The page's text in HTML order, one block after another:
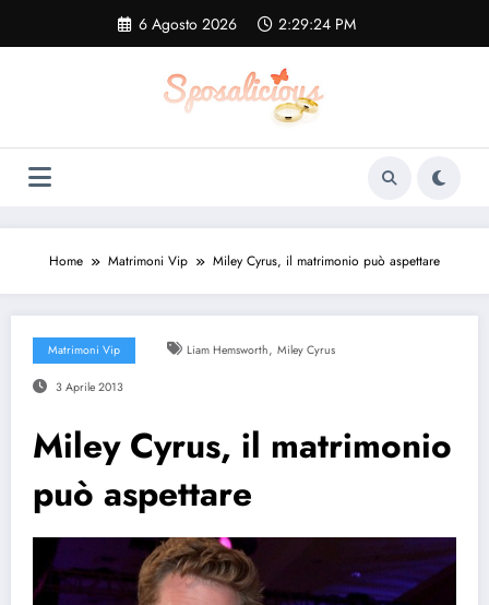
contenuto
6 Agosto 2026 2:29:24 PM
Home Matrimoni Vip Miley Cyrus, il matrimonio può aspettare
Matrimoni Vip Liam Hemsworth, Miley Cyrus
3 Aprile 2013
Miley Cyrus, il matrimonio
può aspettare